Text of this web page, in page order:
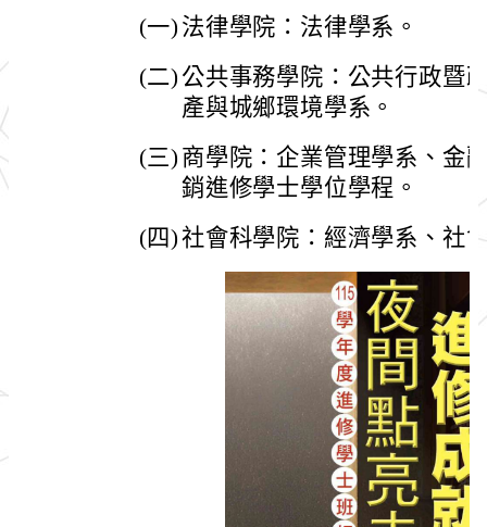
(一) 法律學院：法律學系。
(二) 公共事務學院：公共行政暨
產與城鄉環境學系。
(三) 商學院：企業管理學系、金
銷進修學士學位學程。
(四)社會科學院：經濟學系、社